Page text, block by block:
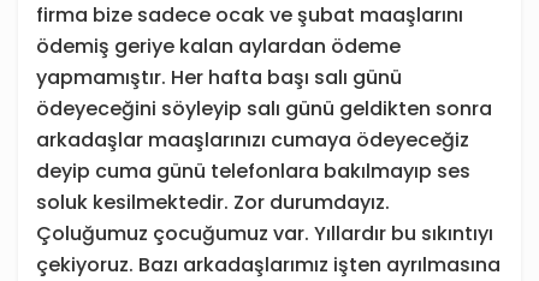
firma bize sadece ocak ve şubat maaşlarını
ödemiş geriye kalan aylardan ödeme
yapmamıştır. Her hafta başı salı günü
ödeyeceğini söyleyip salı günü geldikten sonra
arkadaşlar maaşlarınızı cumaya ödeyeceğiz
deyip cuma günü telefonlara bakılmayıp ses
soluk kesilmektedir. Zor durumdayız.
Çoluğumuz çocuğumuz var. Yıllardır bu sıkıntıyı
çekiyoruz. Bazı arkadaşlarımız işten ayrılmasına